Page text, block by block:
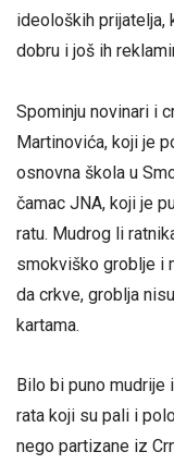
ideoloških prijatelja,
dobru i još ih
Spominju novinari i
Martinovića, koji je
osnovna škola u
čamac JNA, koji je
ratu. Mudrog li
smokviško groblje i
da crkve, groblja
kartama.
Bilo bi puno
rata koji su pali i
nego partizane iz